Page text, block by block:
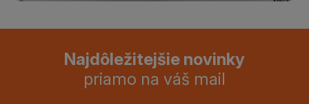
Najdôležitejšie novinky
priamo na váš mail